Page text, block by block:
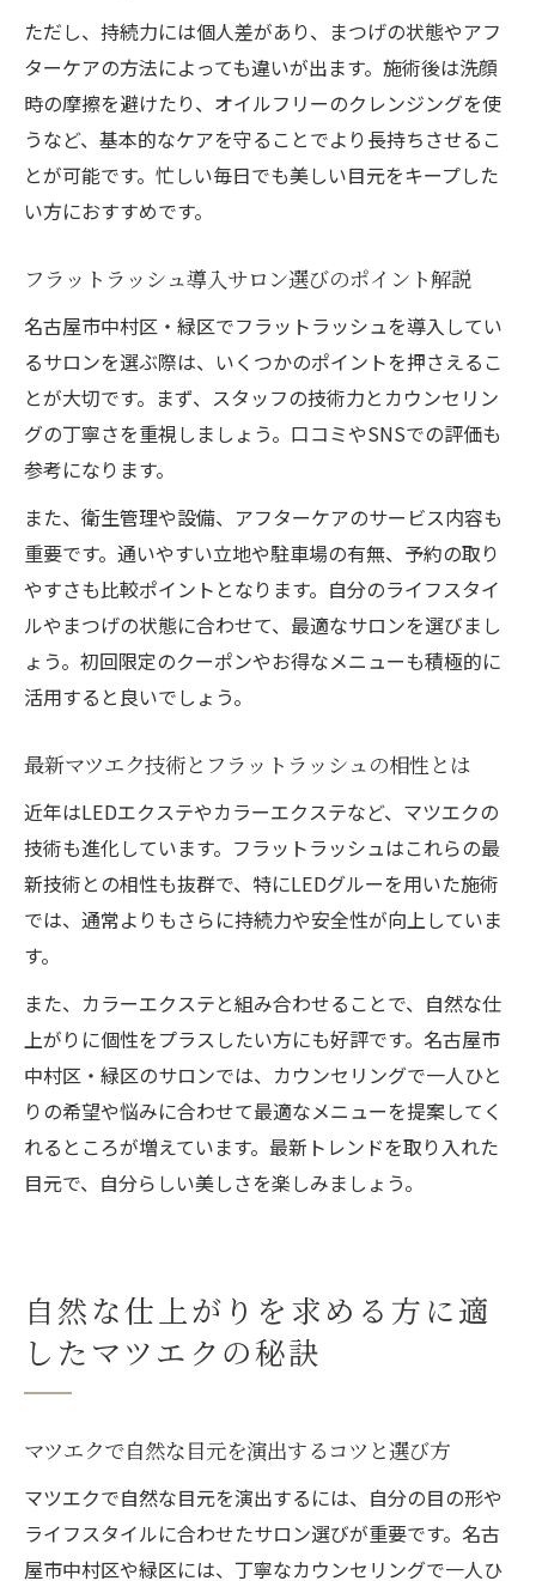
ただし、持続力には個人差があり、まつげの状態やアフ
ターケアの方法によっても違いが出ます。施術後は洗顔
時の摩擦を避けたり、オイルフリーのクレンジングを使
うなど、基本的なケアを守ることでより長持ちさせるこ
とが可能です。忙しい毎日でも美しい目元をキープした
い方におすすめです。
フラットラッシュ導入サロン選びのポイント解説
名古屋市中村区・緑区でフラットラッシュを導入してい
るサロンを選ぶ際は、いくつかのポイントを押さえるこ
とが大切です。まず、スタッフの技術力とカウンセリン
グの丁寧さを重視しましょう。口コミやSNSでの評価も
参考になります。
また、衛生管理や設備、アフターケアのサービス内容も
重要です。通いやすい立地や駐車場の有無、予約の取り
やすさも比較ポイントとなります。自分のライフスタイ
ルやまつげの状態に合わせて、最適なサロンを選びまし
ょう。初回限定のクーポンやお得なメニューも積極的に
活用すると良いでしょう。
最新マツエク技術とフラットラッシュの相性とは
近年はLEDエクステやカラーエクステなど、マツエクの
技術も進化しています。フラットラッシュはこれらの最
新技術との相性も抜群で、特にLEDグルーを用いた施術
では、通常よりもさらに持続力や安全性が向上していま
す。
また、カラーエクステと組み合わせることで、自然な仕
上がりに個性をプラスしたい方にも好評です。名古屋市
中村区・緑区のサロンでは、カウンセリングで一人ひと
りの希望や悩みに合わせて最適なメニューを提案してく
れるところが増えています。最新トレンドを取り入れた
目元で、自分らしい美しさを楽しみましょう。
自然な仕上がりを求める方に適
したマツエクの秘訣
マツエクで自然な目元を演出するコツと選び方
マツエクで自然な目元を演出するには、自分の目の形や
ライフスタイルに合わせたサロン選びが重要です。名古
屋市中村区や緑区には、丁寧なカウンセリングで一人ひ